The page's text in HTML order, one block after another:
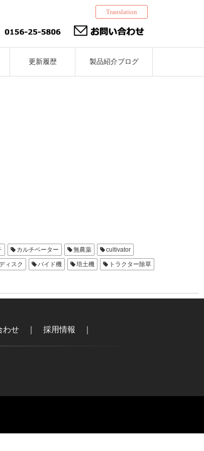
Translation
更新履歴 製品紹介ブログ
カルチベーター 無農薬 cultivator
ィスク バイド機 培土機 トラクター除草
わせ 採用情報